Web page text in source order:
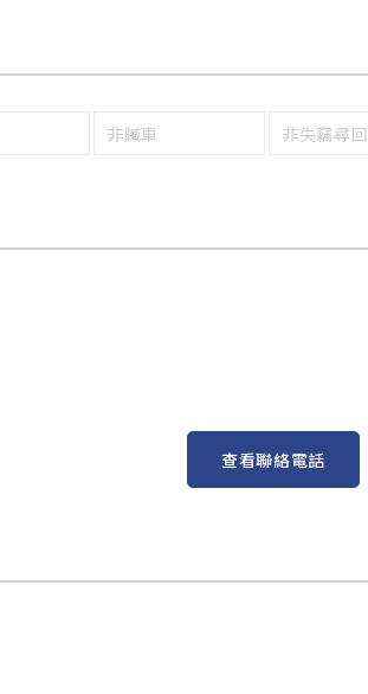
非贓車 非失竊尋
查看聯絡電話